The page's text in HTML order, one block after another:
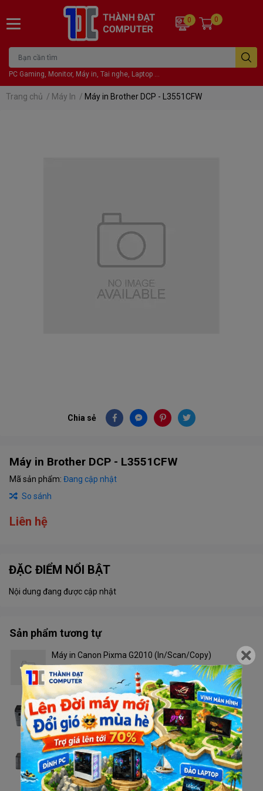
PC Gaming, Monitor, Máy in, Tai nghe, Laptop ...
0 0
Trang chủ / Máy In / Máy in Brother DCP - L3551CFW
Chia sẻ
Máy in Brother DCP - L3551CFW
Mã sản phẩm: Đang cập nhật
So sánh
Liên hệ
ĐẶC ĐIỂM NỔI BẬT
Nội dung đang được cập nhật
Sản phẩm tương tự
Máy in Canon Pixma G2010 (In/Scan/Copy)
Liên hệ
Máy in Brother DCP - L2520D
Liên hệ
Máy in Brother HL - L2321D
Liên hệ